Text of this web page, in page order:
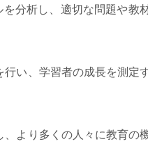
分析し、適切な問題や教
い、学習者の成長を測定
より多くの人々に教育の